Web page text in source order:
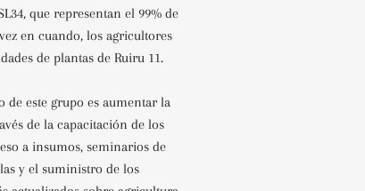
que representan el 99% de
en cuando, los agricultores
de plantas de Ruiru 11.
de este grupo es aumentar la
de la capacitación de los
a insumos, seminarios de
y el suministro de los